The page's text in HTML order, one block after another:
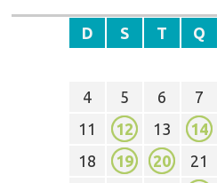
D S T Q
4
5 6 7
11
12 13 14
18
19 20 21